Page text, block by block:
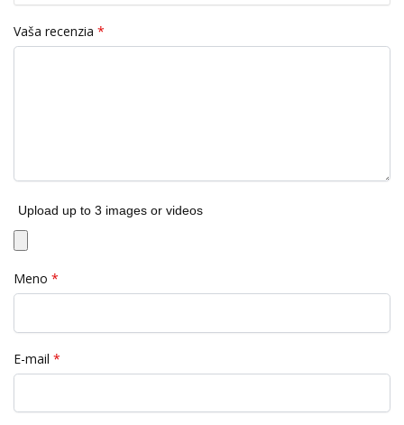
Vaša recenzia *
Upload up to 3 images or videos
Meno *
E-mail *